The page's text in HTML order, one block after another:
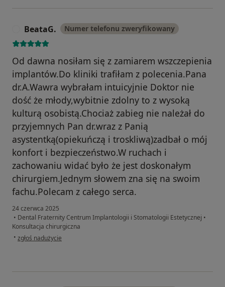
BeataG. Numer telefonu zweryfikowany
Od dawna nosiłam się z zamiarem wszczepienia
implantów.Do kliniki trafiłam z polecenia.Pana
dr.A.Wawra wybrałam intuicyjnie Doktor nie
dość że młody,wybitnie zdolny to z wysoką
kulturą osobistą.Chociaż zabieg nie należał do
przyjemnych Pan dr.wraz z Panią
asystentką(opiekuńczą i troskliwą)zadbał o mój
konfort i bezpieczeństwo.W ruchach i
zachowaniu widać było że jest doskonałym
chirurgiem.Jednym słowem zna się na swoim
fachu.Polecam z całego serca.
24 czerwca 2025
• Dental Fraternity Centrum Implantologii i Stomatologii Estetycznej •
Konsultacja chirurgiczna
• w opinii użytkownika BeataG.
zgłoś nadużycie